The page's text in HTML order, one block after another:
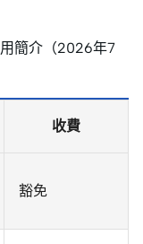
簡介（2026年7
收費
豁免